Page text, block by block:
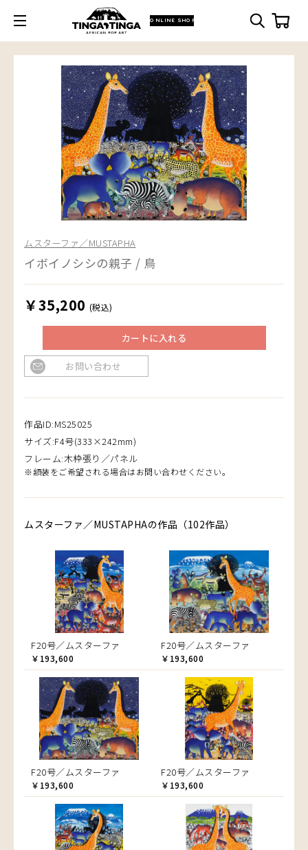
ONLINE SHOP
ムスターファ／MUSTAPHA
イボイノシシの親子 / 鳥
￥35,200 (税込)
カートに入れる
お問い合わせ
作品ID:MS25025
サイズ:F4号(333×242mm)
フレーム:木枠張り／パネル
※額装をご希望される場合はお問い合わせください。
ムスターファ／MUSTAPHAの作品（102作品）
F20号／ムスターファ
￥193,600
F20号／ムスターファ
￥193,600
F20号／ムスターファ
￥193,600
F20号／ムスターファ
￥193,600